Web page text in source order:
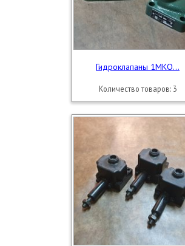
Гидроклапаны 1МКО...
Количество товаров: 3